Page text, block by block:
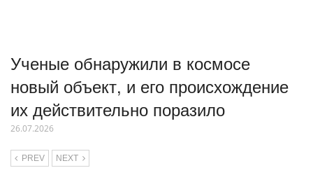
Ученые обнаружили в космосе
новый объект, и его происхождение
их действительно поразило
26.07.2026
PREV NEXT